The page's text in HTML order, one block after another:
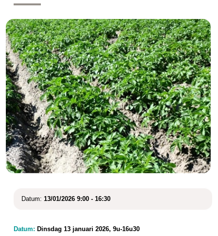
Datum: 13/01/2026 9:00 - 16:30
Datum: Dinsdag 13 januari 2026, 9u-16u30